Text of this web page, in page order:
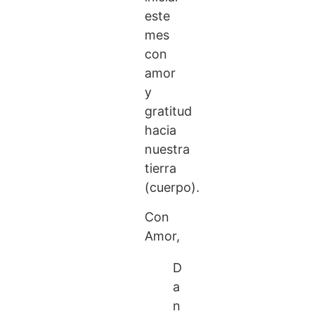
este
mes
con
amor
y
gratitud
hacia
nuestra
tierra
(cuerpo).
Con
Amor,
D
a
n